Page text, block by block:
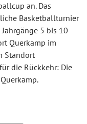
an. Das
Basketballturnier
5 bis 10
Querkamp im
Standort
die Rückkehr: Die